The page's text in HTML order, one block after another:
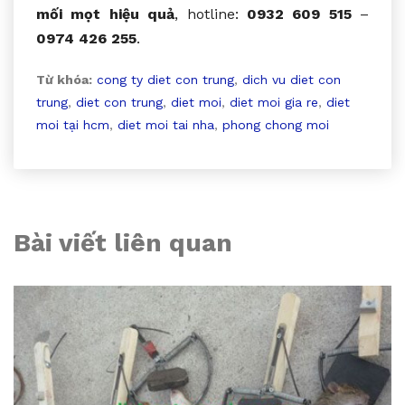
mối mọt hiệu quả, hotline: 0932 609 515–
0974 426 255.
Từ khóa: cong ty diet con trung, dich vu diet con
trung, diet con trung, diet moi, diet moi gia re, diet
moi tại hcm, diet moi tai nha, phong chong moi
Bài viết liên quan